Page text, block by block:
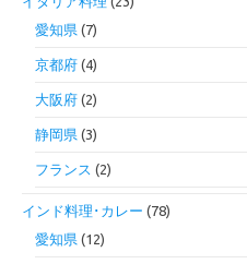
愛知県 (7)
京都府 (4)
大阪府 (2)
静岡県 (3)
フランス (2)
インド料理･カレー (78)
愛知県 (12)